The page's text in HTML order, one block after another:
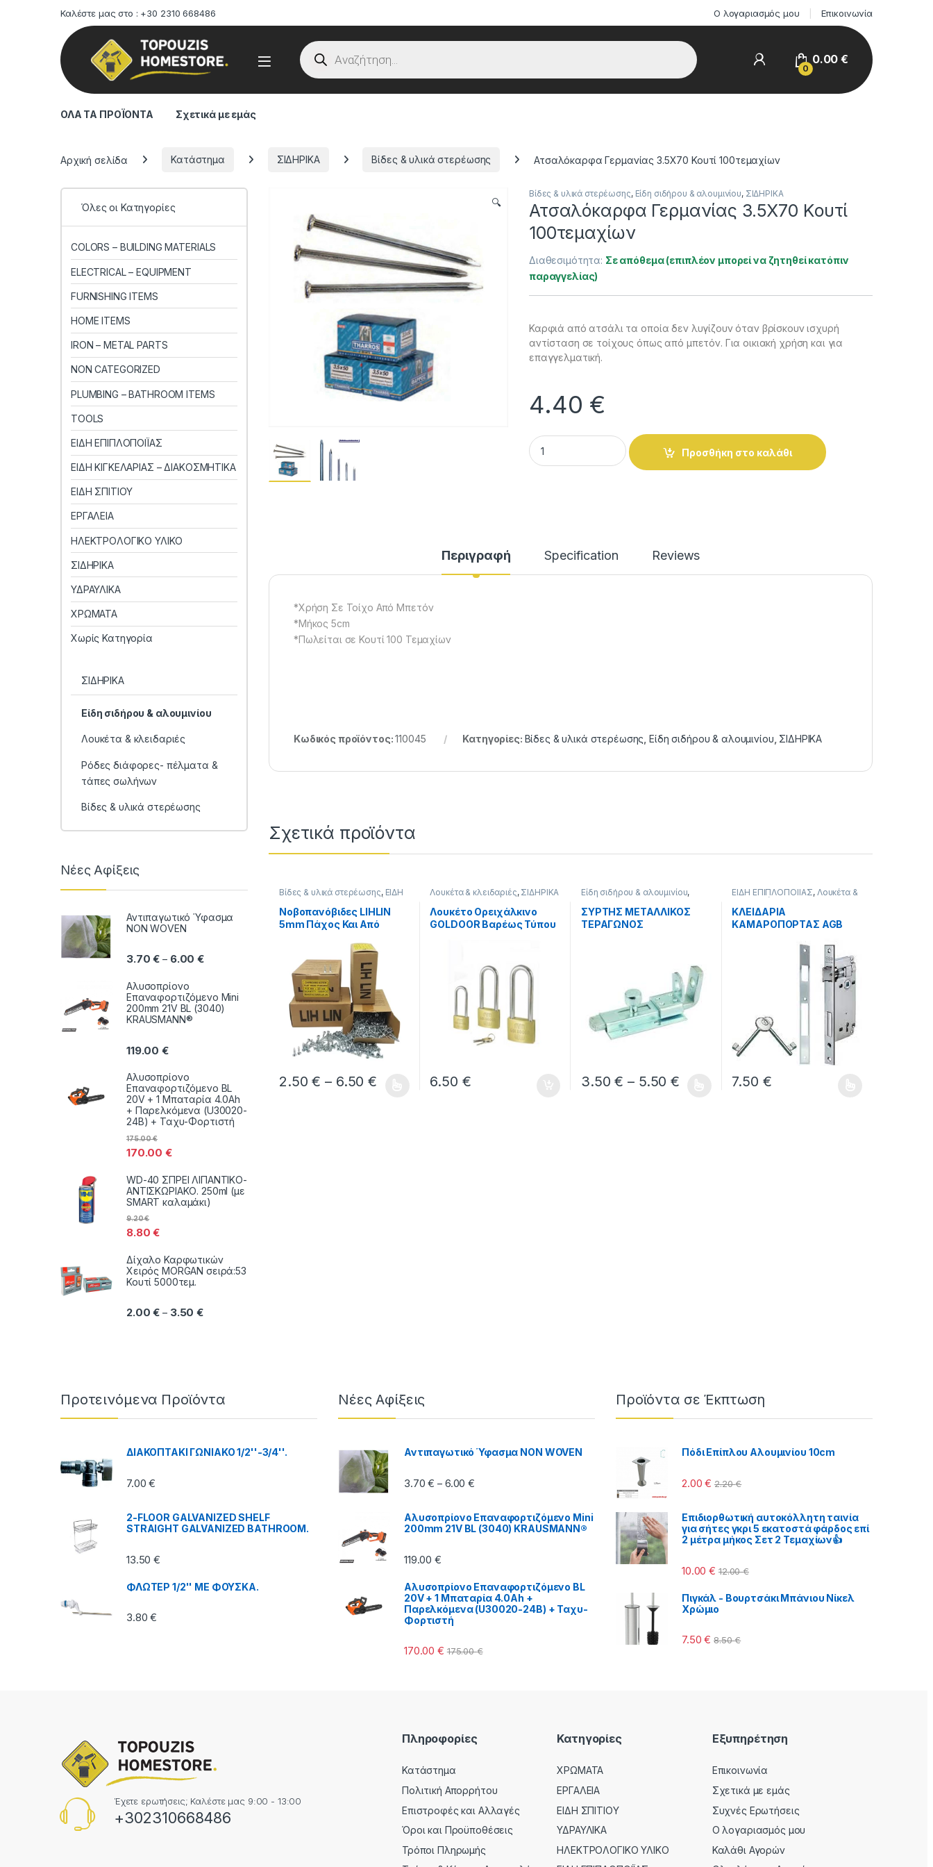
Καλέστε μας στο : +30 2310 668486 Ο λογαριασμός μου Επικοινωνία
Products search
0
0.00€
ΟΛΑ ΤΑ ΠΡΟΪΟΝΤΑ Σχετικά με εμάς
Αρχική σελίδα Κατάστημα ΣΙΔΗΡΙΚΑ Βίδες & υλικά στερέωσης Ατσαλόκαρφα Γερμανίας 3.5Χ70 Κουτί 100τεμαχίων
🔍
Βίδες & υλικά στερέωσης, Είδη σιδήρου & αλουμινίου, ΣΙΔΗΡΙΚΑ
Ατσαλόκαρφα Γερμανίας 3.5Χ70 Κουτί
100τεμαχίων
Διαθεσιμότητα: Σε απόθεμα (επιπλέον μπορεί να ζητηθεί κατόπιν
παραγγελίας)
Καρφιά από ατσάλι τα οποία δεν λυγίζουν όταν βρίσκουν ισχυρή
αντίσταση σε τοίχους όπως από μπετόν. Για οικιακή χρήση και για
επαγγελματική.
4.40 €
Ατσαλόκαρφα Γερμανίας 3.5Χ70 Κουτί 100τεμαχίων quantity
Προσθήκη στο καλάθι
Περιγραφή Specification Reviews
*Χρήση Σε Τοίχο Από Μπετόν
*Μήκος 5cm
*Πωλείται σε Κουτί 100 Τεμαχίων
Κωδικός προϊόντος:110045 Κατηγορίες: Βίδες & υλικά στερέωσης ,Είδη σιδήρου & αλουμινίου ΣΙΔΗΡΙΚΑ
Σχετικά προϊόντα
Βίδες & υλικά στερέωσης, ΕΙΔΗ
Νοβοπανόβιδες
& είδη σύνδεσης ξύλων,
ΣΙΔΗΡΙΚΑ
Νοβοπανόβιδες LIHLIN
5mm Πάχος Και Από
120mm Μήκος Γαλβανιζέ
Φρεζάτες LIH-LIN Σε
Συσκευσίες Των 50τεμ.
Σε Σακακουλάκι.
2.50€ – 6.50€Price range: 2.50 € through 6.50 €
Λουκέτα & κλειδαριές, ΣΙΔΗΡΙΚΑ
Λουκέτο Ορειχάλκινο
GOLDOOR Βαρέως Τύπου
6.50 €
Είδη σιδήρου & αλουμινίου,
ΣΙΔΗΡΙΚΑ
ΣΥΡΤΗΣ ΜΕΤΑΛΛΙΚΟΣ
ΤΕΡΑΓΩΝΟΣ
3.50€ – 5.50€Price range: 3.50 € through 5.50 €
ΕΙΔΗ ΕΠΙΠΛΟΠΟΙΪΑΣ, Λουκέτα &
κλειδαριές
ΚΛΕΙΔΑΡΙΑ
ΚΑΜΑΡΟΠΟΡΤΑΣ AGB
90mm , Κέντρο βάθους
7.50 €
Όλες οι Κατηγορίες
COLORS – BUILDING MATERIALS
ELECTRICAL – EQUIPMENT
FURNISHING ITEMS
HOME ITEMS
IRON – METAL PARTS
NON CATEGORIZED
PLUMBING – BATHROOM ITEMS
TOOLS
ΕΙΔΗ ΕΠΙΠΛΟΠΟΙΪΑΣ
ΕΙΔΗ ΚΙΓΚΕΛΑΡΙΑΣ – ΔΙΑΚΟΣΜΗΤΙΚΑ
ΕΙΔΗ ΣΠΙΤΙΟΥ
ΕΡΓΑΛΕΙΑ
ΗΛΕΚΤΡΟΛΟΓΙΚΟ ΥΛΙΚΟ
ΣΙΔΗΡΙΚΑ
ΥΔΡΑΥΛΙΚΑ
ΧΡΩΜΑΤΑ
Χωρίς Κατηγορία
ΣΙΔΗΡΙΚΑ
Είδη σιδήρου & αλουμινίου
Λουκέτα & κλειδαριές
Ρόδες διάφορες- πέλματα &
τάπες σωλήνων
Βίδες & υλικά στερέωσης
Νέες Αφίξεις
Αντιπαγωτικό Ύφασμα
NON WOVEN
3.70€ – 6.00€Price range: 3.70 € through 6.00 €
Αλυσοπρίονο
Επαναφορτιζόμενο Mini
200mm 21V BL (3040)
KRAUSMANN®
119.00€
Αλυσοπρίονο
Επαναφορτιζόμενο BL
20V + 1 Μπαταρία 4.0Ah
+ Παρελκόμενα (U30020-
24B) + Ταχυ-Φορτιστή
170.00€
175.00€
WD-40 ΣΠΡΕΙ ΛΙΠΑΝΤΙΚΟ-
ΑΝΤΙΣΚΩΡΙΑΚΟ. 250ml (με
SMART καλαμάκι)
8.80€
9.20€
Δίχαλο Καρφωτικών
Χειρός MORGAN σειρά:53
Κουτί 5000τεμ.
2.00€ – 3.50€Price range: 2.00 € through 3.50 €
Brands Carousel
Προτεινόμενα Προϊόντα
ΔΙΑΚΟΠΤΑΚΙ ΓΩΝΙΑΚΟ 1/2''-3/4''.
7.00€
2-FLOOR GALVANIZED SHELF
STRAIGHT GALVANIZED BATHROOM.
13.50€
ΦΛΩΤΕΡ 1/2'' ΜΕ ΦΟΥΣΚΑ.
3.80€
Νέες Αφίξεις
Αντιπαγωτικό Ύφασμα NON WOVEN
3.70€ – 6.00€
Αλυσοπρίονο Επαναφορτιζόμενο Mini
200mm 21V BL (3040) KRAUSMANN®
119.00€
Αλυσοπρίονο Επαναφορτιζόμενο BL
20V + 1 Μπαταρία 4.0Ah +
Παρελκόμενα (U30020-24B) + Ταχυ-
Φορτιστή
170.00€ 175.00€
Προϊόντα σε Έκπτωση
Πόδι Επίπλου Αλουμινίου 10cm
2.00€ 2.20€
Επιδιορθωτική αυτοκόλλητη ταινία
για σήτες γκρι 5 εκατοστά φάρδος επί
2 μέτρα μήκος Σετ 2 Τεμαχίων👍
10.00€ 12.00€
Πιγκάλ - Βουρτσάκι Μπάνιου Νίκελ
Χρώμιο
7.50€ 8.50€
Έχετε ερωτήσεις; Καλέστε μας 9:00 - 13:00
+302310668486
Πληροφορίες
Κατάστημα
Πολιτική Απορρήτου
Επιστροφές και Αλλαγές
Όροι και Προϋποθέσεις
Τρόποι Πληρωμής
Κατηγορίες
ΧΡΩΜΑΤΑ
ΕΡΓΑΛΕΙΑ
ΕΙΔΗ ΣΠΙΤΙΟΥ
ΥΔΡΑΥΛΙΚΑ
ΗΛΕΚΤΡΟΛΟΓΙΚΟ ΥΛΙΚΟ
Εξυπηρέτηση
Επικοινωνία
Σχετικά με εμάς
Συχνές Ερωτήσεις
Ο λογαριασμός μου
Καλάθι Αγορών